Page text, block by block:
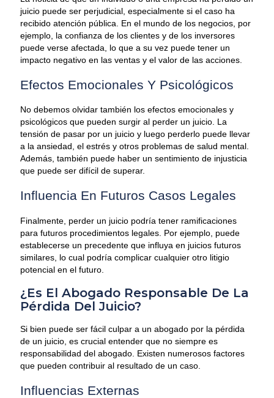
juicio puede ser perjudicial, especialmente si el caso ha
recibido atención pública. En el mundo de los negocios, por
ejemplo, la confianza de los clientes y de los inversores
puede verse afectada, lo que a su vez puede tener un
impacto negativo en las ventas y el valor de las acciones.
Efectos Emocionales Y Psicológicos
No debemos olvidar también los efectos emocionales y
psicológicos que pueden surgir al perder un juicio. La
tensión de pasar por un juicio y luego perderlo puede llevar
a la ansiedad, el estrés y otros problemas de salud mental.
Además, también puede haber un sentimiento de injusticia
que puede ser difícil de superar.
Influencia En Futuros Casos Legales
Finalmente, perder un juicio podría tener ramificaciones
para futuros procedimientos legales. Por ejemplo, puede
establecerse un precedente que influya en juicios futuros
similares, lo cual podría complicar cualquier otro litigio
potencial en el futuro.
¿Es El Abogado Responsable De La
Pérdida Del Juicio?
Si bien puede ser fácil culpar a un abogado por la pérdida
de un juicio, es crucial entender que no siempre es
responsabilidad del abogado. Existen numerosos factores
que pueden contribuir al resultado de un caso.
Influencias Externas